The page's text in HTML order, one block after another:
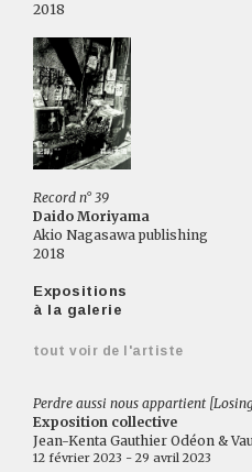
2018
Record n° 39
Daido Moriyama
Akio Nagasawa publishing
2018
Expositions
à la galerie
tout voir de l'artiste
Perdre aussi nous appartient
Exposition collective
Jean-Kenta Gauthier Odéon &
12 février 2023 - 29 avril 2023